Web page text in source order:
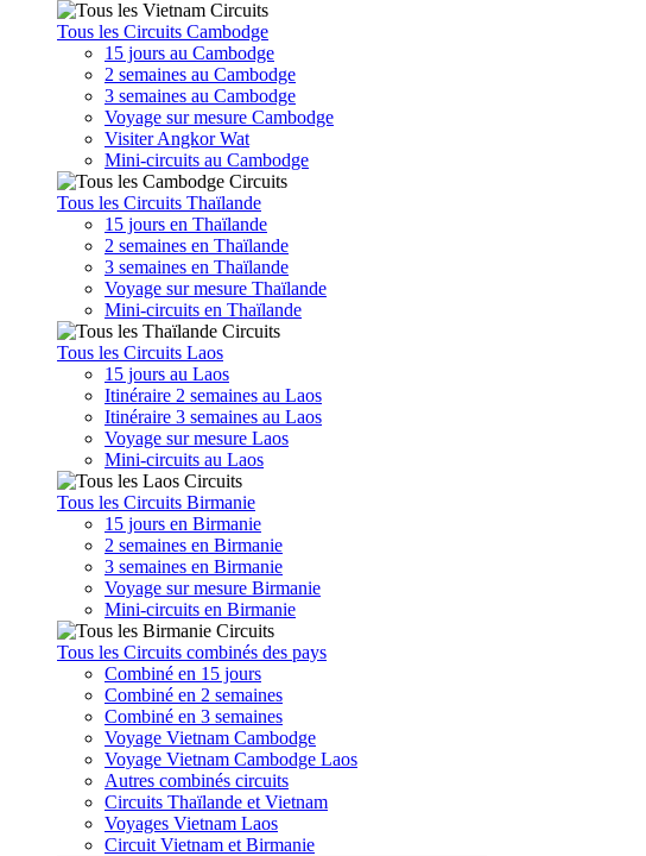
Tous les Circuits Cambodge
15 jours au Cambodge
2 semaines au Cambodge
3 semaines au Cambodge
Voyage sur mesure Cambodge
Visiter Angkor Wat
Mini-circuits au Cambodge
Tous les Circuits Thaïlande
15 jours en Thaïlande
2 semaines en Thaïlande
3 semaines en Thaïlande
Voyage sur mesure Thaïlande
Mini-circuits en Thaïlande
Tous les Circuits Laos
15 jours au Laos
Itinéraire 2 semaines au Laos
Itinéraire 3 semaines au Laos
Voyage sur mesure Laos
Mini-circuits au Laos
Tous les Circuits Birmanie
15 jours en Birmanie
2 semaines en Birmanie
3 semaines en Birmanie
Voyage sur mesure Birmanie
Mini-circuits en Birmanie
Tous les Circuits combinés des pays
Combiné en 15 jours
Combiné en 2 semaines
Combiné en 3 semaines
Voyage Vietnam Cambodge
Voyage Vietnam Cambodge Laos
Autres combinés circuits
Circuits Thaïlande et Vietnam
Voyages Vietnam Laos
Circuit Vietnam et Birmanie